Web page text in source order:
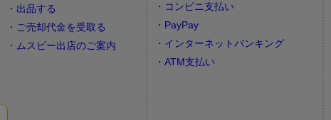
出品する
ご売却代金を受取る
ムスビー出店のご案内
コンビニ支払い
PayPay
インターネットバンキング
ATM支払い